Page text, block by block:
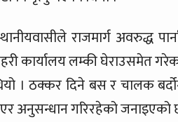
राजमार्ग अवरुद्ध
कार्यालय लम्की घेराउसमेत
। ठक्कर दिने बस र चालक
अनुसन्धान गरिरहेको जनाइएको